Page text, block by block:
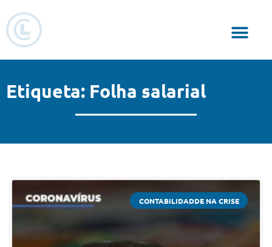
Etiqueta: Folha salarial
CONTABILIDADDE NA CRISE